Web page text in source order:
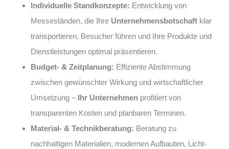
Individuelle Standkonzepte: Entwicklung von
Messeständen, die Ihre Unternehmensbotschaft klar
transportieren, Besucher führen und Ihre Produkte und
Dienstleistungen optimal präsentieren.
Budget- & Zeitplanung: Effiziente Abstimmung
zwischen gewünschter Wirkung und wirtschaftlicher
Umsetzung – Ihr Unternehmen profitiert von
transparenten Kosten und planbaren Terminen.
Material- & Technikberatung: Beratung zu
nachhaltigen Materialien, modernen Aufbauten, Licht-